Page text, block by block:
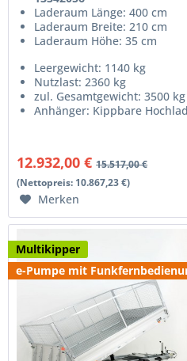
Laderaum Länge: 400 cm
Laderaum Breite: 210 cm
Laderaum Höhe: 35 cm
Leergewicht: 1140 kg
Nutzlast: 2360 kg
zul. Gesamtgewicht: 3500 kg
Anhänger: Kippbare
12.932,00 € 15.517,00 €
(Nettopreis: 10.867,23 €)
Merken
Multikipper
e-Pumpe mit